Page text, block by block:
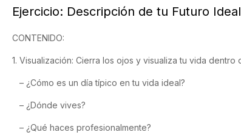
Ejercicio: Descripción de tu Futuro Ideal
CONTENIDO:
1. Visualización: Cierra los ojos y visualiza tu vida
– ¿Cómo es un día típico en tu vida ideal?
– ¿Dónde vives?
– ¿Qué haces profesionalmente?